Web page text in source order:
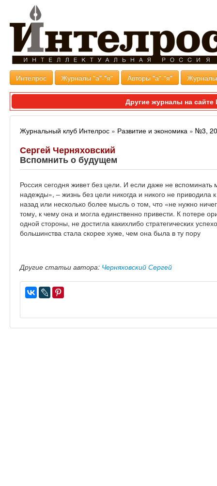
Интелрос Журналы "а"-"я" Авторы "а"-"я"
Другие журналы на
Журнальный клуб Интелрос » Развитие и экономика » №3,
Сергей Черняховский
Вспомнить о будущем
Россия сегодня живет без цели. И если даже не вспоминать
надежды», – жизнь без цели никогда и никого не приводила
назад или несколько более мысль о том, что «не нужно
тому, к чему она и могла единственно привести. К потере
одной стороны, не достигла какихлибо стратегических
большинства стала скорее хуже, чем она была в ту пору
Другие статьи автора: Черняховский Сергей